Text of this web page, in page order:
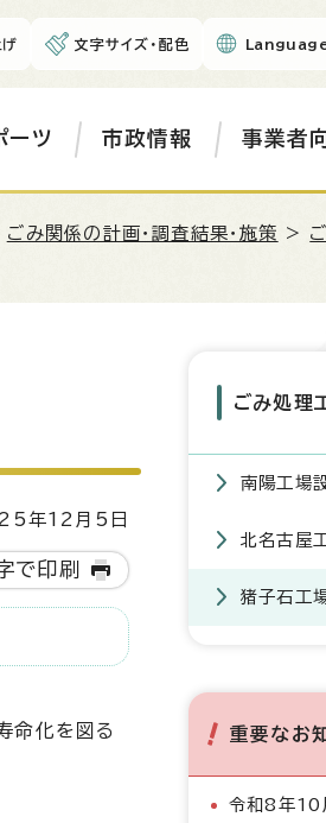
文字サイズ・配色
ーツ 市政情報 事業者
ごみ関係の計画・調査結果・施策 >
年12月5日
で印刷
命化を図る
ごみ処理
南陽工場
北名古屋
猪子石工
重要なお
令和8年10